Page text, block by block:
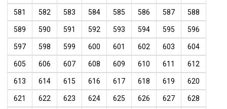
581 582 583 584 585 586 587 588
589 590 591 592 593 594 595 596
597 598 599 600 601 602 603 604
605 606 607 608 609 610 611 612
613 614 615 616 617 618 619 620
621 622 623 624 625 626 627 628